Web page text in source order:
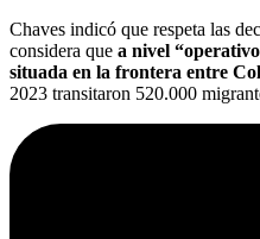
Chaves indicó que respeta las
considera que a nivel
situada en la frontera entre
2023 transitaron 520.000